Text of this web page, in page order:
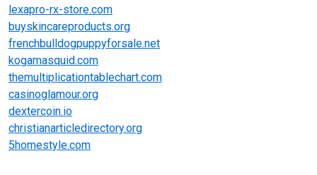
lexapro-rx-store.com
buyskincareproducts.org
frenchbulldogpuppyforsale.net
kogamasquid.com
themultiplicationtablechart.com
casinoglamour.org
dextercoin.io
christianarticledirectory.org
5homestyle.com